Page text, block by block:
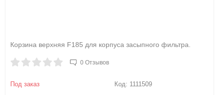
Корзина верхняя F185 для корпуса засыпного фильтра.
0 Отзывов
Под заказ Код: 1111509